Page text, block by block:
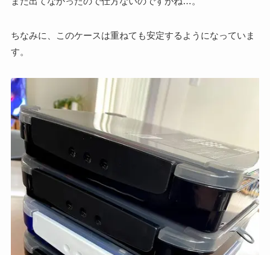
ちなみに、このケースは重ねても安定するようになっていま
す。